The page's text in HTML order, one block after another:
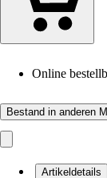
Online
Bestand in anderen
Artikeldetails